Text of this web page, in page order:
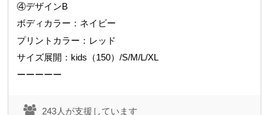
④デザインB
ボディカラー：ネイビー
プリントカラー：レッド
サイズ展開：kids（150）/S/M/L/XL
ーーーーー
243人が支援しています